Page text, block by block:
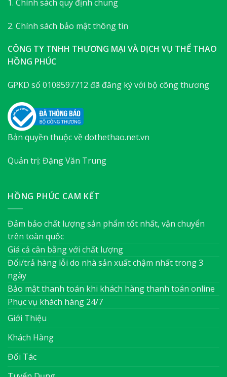
1. Chính sách quy định chung
2. Chính sách bảo mật thông tin
CÔNG TY TNHH THƯƠNG MẠI VÀ DỊCH VỤ THỂ THAO
HỒNG PHÚC
GPKD số 0108597712 đã đăng ký với bộ công thương
Bản quyền thuộc về dothethao.net.vn
Quản trị: Đặng Văn Trung
HỒNG PHÚC CAM KẾT
Đảm bảo chất lượng sản phẩm tốt nhất, vận chuyển
trên toàn quốc
Giá cả cân bằng với chất lượng
Đổi/trả hàng lỗi do nhà sản xuất chậm nhất trong 3
ngày
Bảo mật thanh toán khi khách hàng thanh toán online
Phục vụ khách hàng 24/7
Giới Thiệu
Khách Hàng
Đối Tác